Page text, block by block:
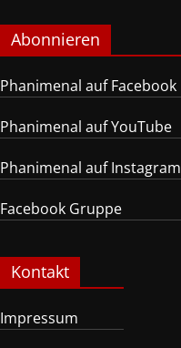
Abonnieren
Phanimenal auf Facebook
Phanimenal auf YouTube
Phanimenal auf Instagram
Facebook Gruppe
Kontakt
Impressum